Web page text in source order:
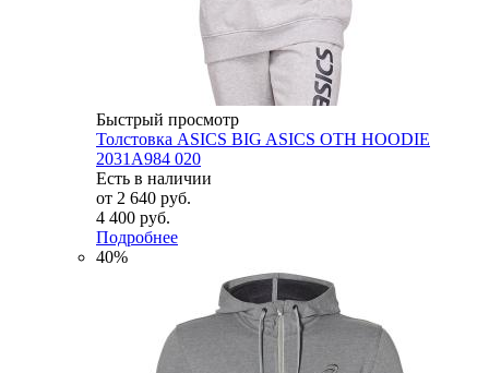
Быстрый просмотр
Толстовка ASICS BIG ASICS OTH HOODIE
2031A984 020
Есть в наличии
от 2 640 руб.
4 400 руб.
Подробнее
40%